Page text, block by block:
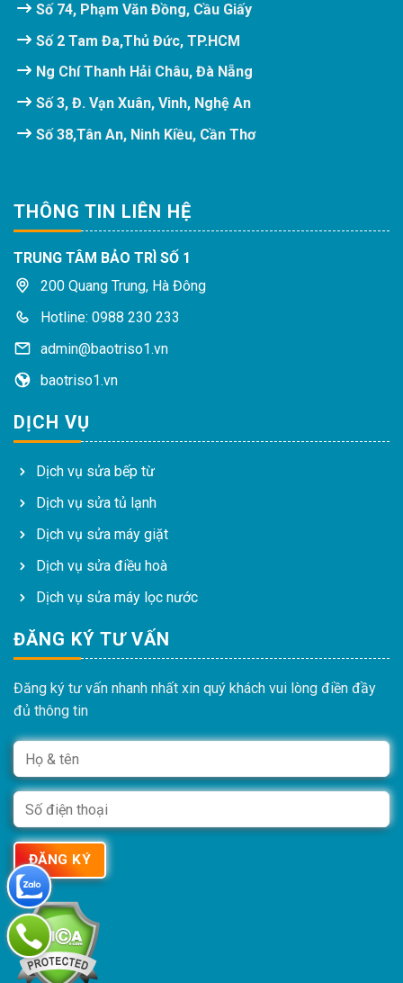
Số 74, Phạm Văn Đồng, Cầu Giấy
Số 2 Tam Đa,Thủ Đức, TP.HCM
Ng Chí Thanh Hải Châu, Đà Nẵng
Số 3, Đ. Vạn Xuân, Vinh, Nghệ An
Số 38,Tân An, Ninh Kiều, Cần Thơ
THÔNG TIN LIÊN HỆ
TRUNG TÂM BẢO TRÌ SỐ 1
200 Quang Trung, Hà Đông
Hotline: 0988 230 233
admin@baotriso1.vn
baotriso1.vn
DỊCH VỤ
Dịch vụ sửa bếp từ
Dịch vụ sửa tủ lạnh
Dịch vụ sửa máy giặt
Dịch vụ sửa điều hoà
Dịch vụ sửa máy lọc nước
ĐĂNG KÝ TƯ VẤN
Đăng ký tư vấn nhanh nhất xin quý khách vui lòng điền đầy
đủ thông tin